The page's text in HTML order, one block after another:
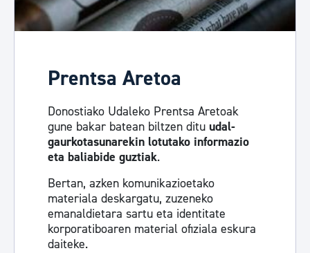
Prentsa Aretoa
Donostiako Udaleko Prentsa Aretoak
gune bakar batean biltzen ditu udal-
gaurkotasunarekin lotutako informazio
eta baliabide guztiak.
Bertan, azken komunikazioetako
materiala deskargatu, zuzeneko
emanaldietara sartu eta identitate
korporatiboaren material ofiziala eskura
daiteke.